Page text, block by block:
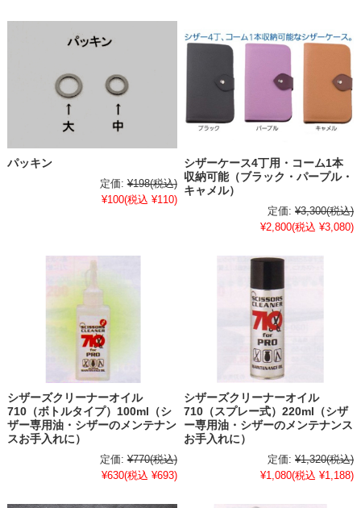
パッキン
定価: ¥198(税込)
¥100(税込 ¥110)
シザーケース4丁用・コーム1本
収納可能（ブラック・パープル・
キャメル）
定価: ¥3,300(税込)
¥2,800(税込 ¥3,080)
シザーズクリーナーオイル
710（ボトルタイプ）100ml（シ
ザー専用油・シザーのメンテナン
スお手入れに）
定価: ¥770(税込)
¥630(税込 ¥693)
シザーズクリーナーオイル
710（スプレー式）220ml（シザ
ー専用油・シザーのメンテナンス
お手入れに）
定価: ¥1,320(税込)
¥1,080(税込 ¥1,188)